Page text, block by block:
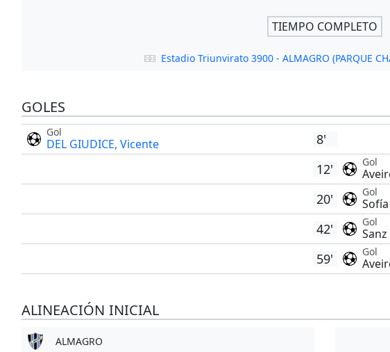
TIEMPO COMPLETO
Estadio Triunvirato 3900 - ALMAGRO (PARQUE
GOLES
Gol
DEL GIUDICE, Vicente
8'
12'
Gol
20' Gol
Sofía
42' Gol
Sanz
59' Gol
ALINEACIÓN INICIAL
ALMAGRO